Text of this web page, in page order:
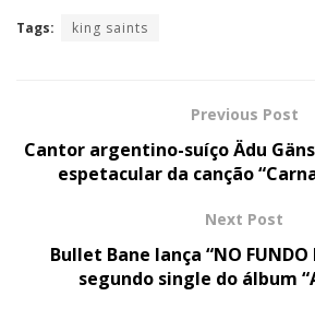
Tags: king saints
Previous Post
Cantor argentino-suíço Ädu
espetacular da canção
Next Post
Bullet Bane lança “NO FUNDO
segundo single do álbum